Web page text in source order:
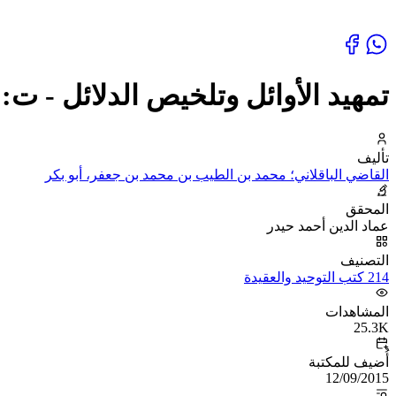
تمهيد الأوائل وتلخيص الدلائل -
تأليف
القاضي الباقلاني؛ محمد بن الطيب بن محمد بن جعفر، أبو بكر
المحقق
عماد الدين أحمد حيدر
التصنيف
214 كتب التوحيد والعقيدة
المشاهدات
25.3K
أُضيف للمكتبة
12/09/2015